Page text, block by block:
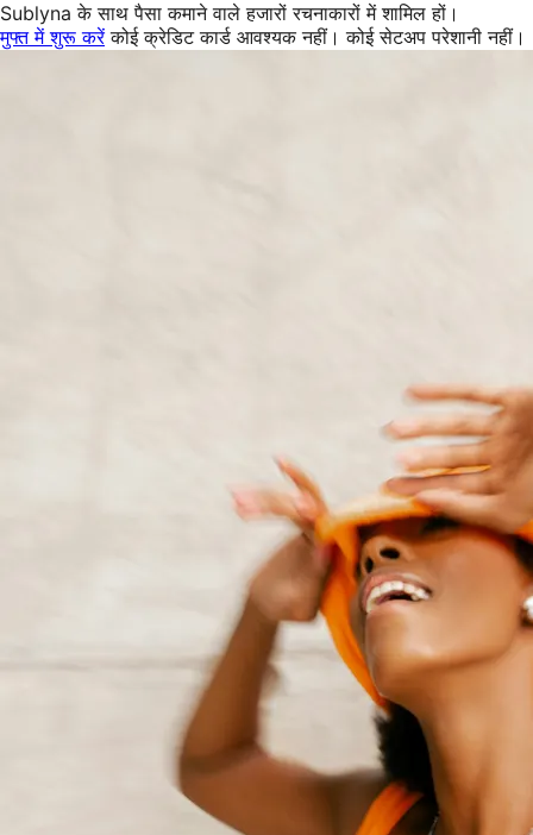
Sublyna के साथ पैसा कमाने वाले हजारों रचनाकारों में शामिल हों।
मुफ्त में शुरू करें कोई क्रेडिट कार्ड आवश्यक नहीं। कोई सेटअप परेशानी नहीं।